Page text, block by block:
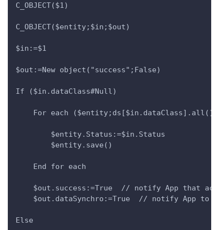
C_OBJECT($1)
C_OBJECT($entity;$in;$out)
$in:=$1
$out:=New object("success";False)
If ($in.dataClass#Null)
    For each ($entity;ds[$in.dataClass].all())
        $entity.Status:=$in.Status
        $entity.save()
    End for each
$out.success:=True  // notify App that
$out.dataSynchro:=True  // notify App to
Else